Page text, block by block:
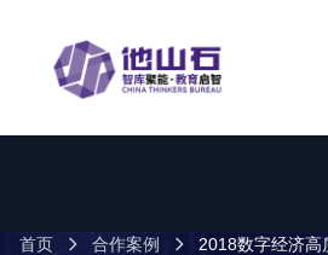
首页 合作案例 2018数字经济高